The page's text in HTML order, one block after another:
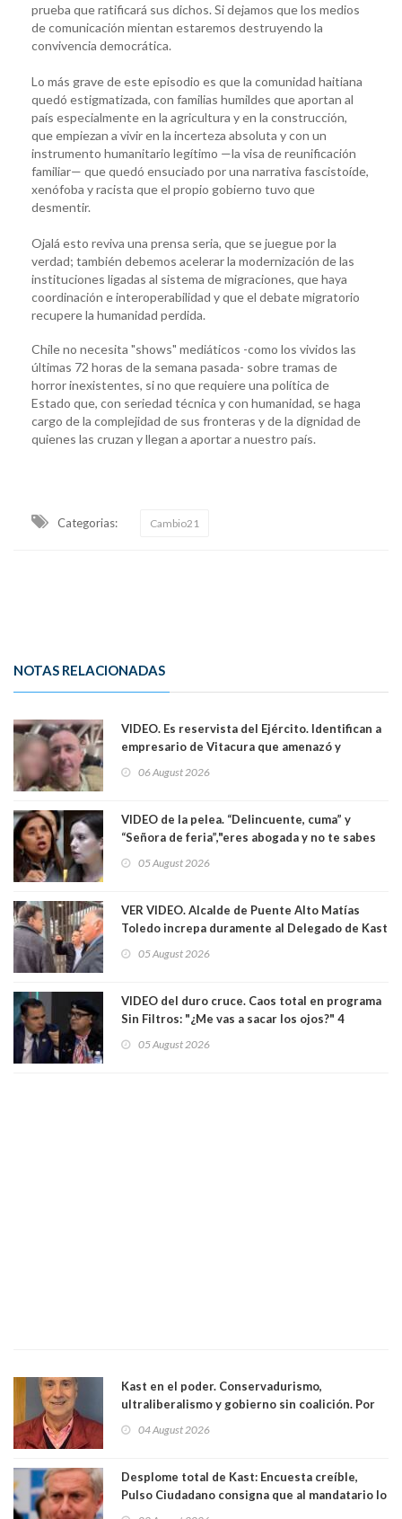
prueba que ratificará sus dichos. Si dejamos que los medios
de comunicación mientan estaremos destruyendo la
convivencia democrática.
Lo más grave de este episodio es que la comunidad haitiana
quedó estigmatizada, con familias humildes que aportan al
país especialmente en la agricultura y en la construcción,
que empiezan a vivir en la incerteza absoluta y con un
instrumento humanitario legítimo —la visa de reunificación
familiar— que quedó ensuciado por una narrativa fascistoíde,
xenófoba y racista que el propio gobierno tuvo que
desmentir.
Ojalá esto reviva una prensa seria, que se juegue por la
verdad; también debemos acelerar la modernización de las
instituciones ligadas al sistema de migraciones, que haya
coordinación e interoperabilidad y que el debate migratorio
recupere la humanidad perdida.
Chile no necesita "shows" mediáticos -como los vividos las
últimas 72 horas de la semana pasada- sobre tramas de
horror inexistentes, si no que requiere una política de
Estado que, con seriedad técnica y con humanidad, se haga
cargo de la complejidad de sus fronteras y de la dignidad de
quienes las cruzan y llegan a aportar a nuestro país.
Categorias: Cambio21
NOTAS RELACIONADAS
VIDEO. Es reservista del Ejército. Identifican a
empresario de Vitacura que amenazó y
al "ring raja". Se trata de Andrés Arrieta y la
06 August 2026
VIDEO de la pelea. “Delincuente, cuma” y
“Señora de feria”,"eres abogada y no te sabes
senadoras Camila Flores y Fabiola Campillai en
05 August 2026
VER VIDEO. Alcalde de Puente Alto Matías
Toledo increpa duramente al Delegado de Kast
delegado nuevamente arrancando"
05 August 2026
VIDEO del duro cruce. Caos total en programa
Sin Filtros: "¿Me vas a sacar los ojos?" 4
excarabinero que dejó ciego a Gustavo Gatica:
05 August 2026
Kast en el poder. Conservadurismo,
ultraliberalismo y gobierno sin coalición. Por
04 August 2026
Desplome total de Kast: Encuesta creíble,
Pulso Ciudadano consigna que al mandatario lo